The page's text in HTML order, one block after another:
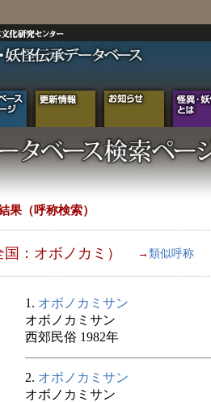
果（呼称検索）
国：オボノカミ） → 類似呼称
1. オボノカミサン
オボノカミサン
西郊民俗 1982年
2. オボノカミサン
オボノカミサン